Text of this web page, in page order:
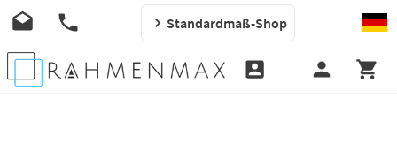
Standardmaß-Shop